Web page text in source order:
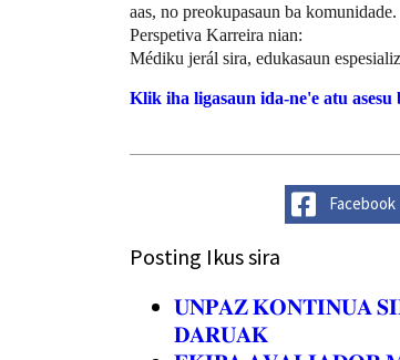
aas, no preokupasaun ba komunidade.
Perspetiva Karreira nian:
Médiku jerál sira, edukasaun
Klik iha ligasaun ida-ne'e atu
Facebook
Posting Ikus sira
𝐔𝐍𝐏𝐀𝐙 𝐊𝐎𝐍𝐓𝐈𝐍𝐔𝐀
𝐃𝐀𝐑𝐔𝐀𝐊